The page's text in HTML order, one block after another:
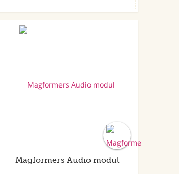
Magformers Audio modul